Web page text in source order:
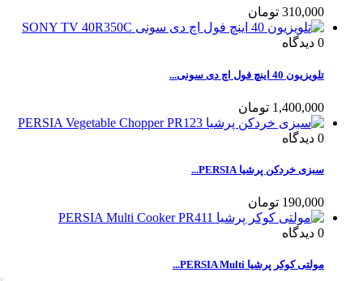
310,000 تومان
0 دیدگاه
تلویزیون 40 اینچ فول اچ دی سونی...
1,400,000 تومان
0 دیدگاه
سبزی خردکن پرشیا PERSIA...
190,000 تومان
0 دیدگاه
مولتی کوکر پرشیا PERSIA Multi...